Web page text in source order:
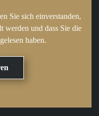
Sie sich einverstanden,
werden und dass Sie die
gelesen haben.